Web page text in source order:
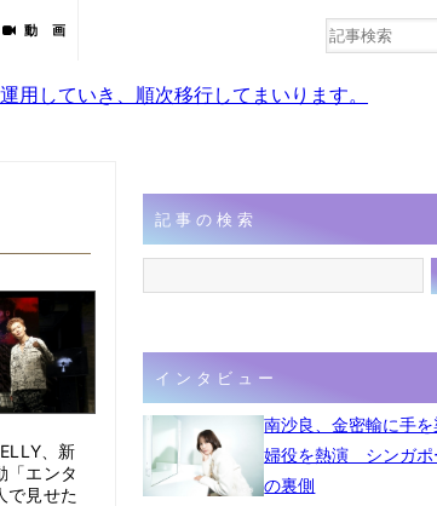
動 画
音楽
していき、順次移行してまいります。
、新
「エンタ
で見せた
記事の検索
インタビュー
南沙良、金密輸に手
婦役を熱演 シンガポ
の裏側